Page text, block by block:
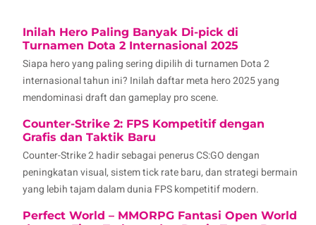
Inilah Hero Paling Banyak Di-pick di
Turnamen Dota 2 Internasional 2025
Siapa hero yang paling sering dipilih di turnamen Dota 2
internasional tahun ini? Inilah daftar meta hero 2025 yang
mendominasi draft dan gameplay pro scene.
Counter-Strike 2: FPS Kompetitif dengan
Grafis dan Taktik Baru
Counter-Strike 2 hadir sebagai penerus CS:GO dengan
peningkatan visual, sistem tick rate baru, dan strategi bermain
yang lebih tajam dalam dunia FPS kompetitif modern.
Perfect World – MMORPG Fantasi Open World